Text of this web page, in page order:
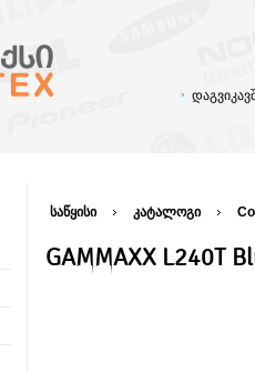
საწყისი კატალოგი
GAMMAXX L240T